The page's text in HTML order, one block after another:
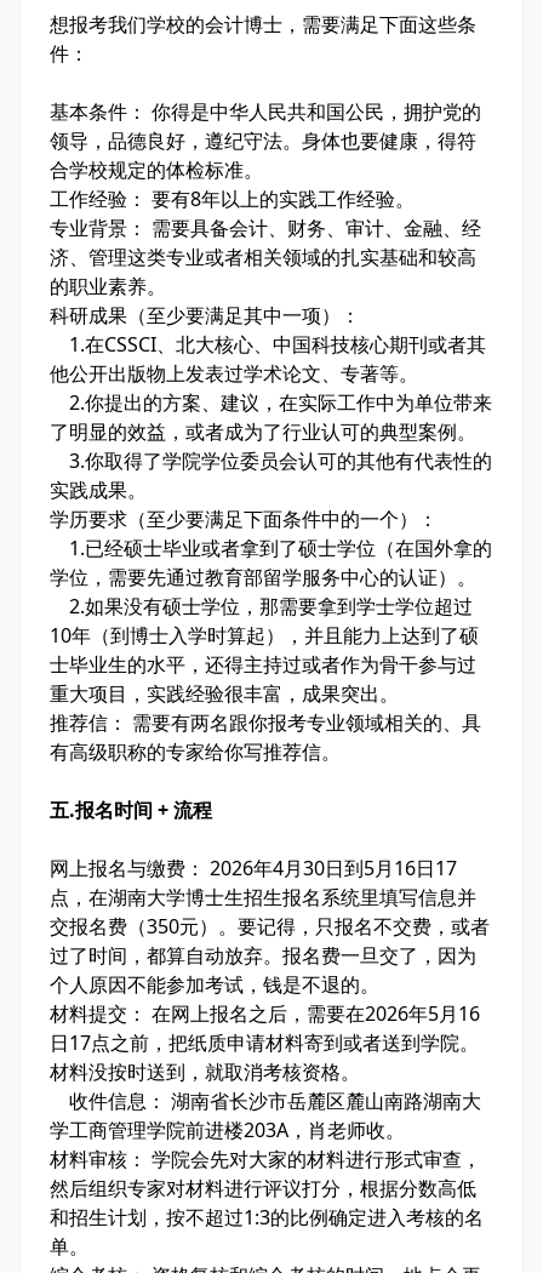
想报考我们学校的会计博士，需要满足下面这些条
件：
基本条件： 你得是中华人民共和国公民，拥护党的
领导，品德良好，遵纪守法。身体也要健康，得符
合学校规定的体检标准。
工作经验： 要有8年以上的实践工作经验。
专业背景： 需要具备会计、财务、审计、金融、经
济、管理这类专业或者相关领域的扎实基础和较高
的职业素养。
科研成果（至少要满足其中一项）：
1.在CSSCI、北大核心、中国科技核心期刊或者其
他公开出版物上发表过学术论文、专著等。
2.你提出的方案、建议，在实际工作中为单位带来
了明显的效益，或者成为了行业认可的典型案例。
3.你取得了学院学位委员会认可的其他有代表性的
实践成果。
学历要求（至少要满足下面条件中的一个）：
1.已经硕士毕业或者拿到了硕士学位（在国外拿的
学位，需要先通过教育部留学服务中心的认证）。
2.如果没有硕士学位，那需要拿到学士学位超过
10年（到博士入学时算起），并且能力上达到了硕
士毕业生的水平，还得主持过或者作为骨干参与过
重大项目，实践经验很丰富，成果突出。
推荐信： 需要有两名跟你报考专业领域相关的、具
有高级职称的专家给你写推荐信。
五.报名时间 + 流程
网上报名与缴费： 2026年4月30日到5月16日17
点，在湖南大学博士生招生报名系统里填写信息并
交报名费（350元）。要记得，只报名不交费，或者
过了时间，都算自动放弃。报名费一旦交了，因为
个人原因不能参加考试，钱是不退的。
材料提交： 在网上报名之后，需要在2026年5月16
日17点之前，把纸质申请材料寄到或者送到学院。
材料没按时送到，就取消考核资格。
收件信息： 湖南省长沙市岳麓区麓山南路湖南大
学工商管理学院前进楼203A，肖老师收。
材料审核： 学院会先对大家的材料进行形式审查，
然后组织专家对材料进行评议打分，根据分数高低
和招生计划，按不超过1:3的比例确定进入考核的名
单。